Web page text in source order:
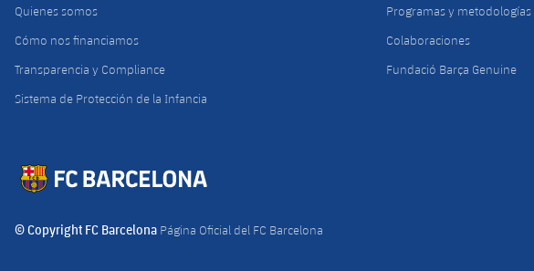
Quienes somos
Cómo nos financiamos
Transparencia y Compliance
Sistema de Protección de la Infancia
Programas y metodologías
Colaboraciones
Fundació Barça Genuine
© Copyright FC Barcelona Página Oficial del FC Barcelona